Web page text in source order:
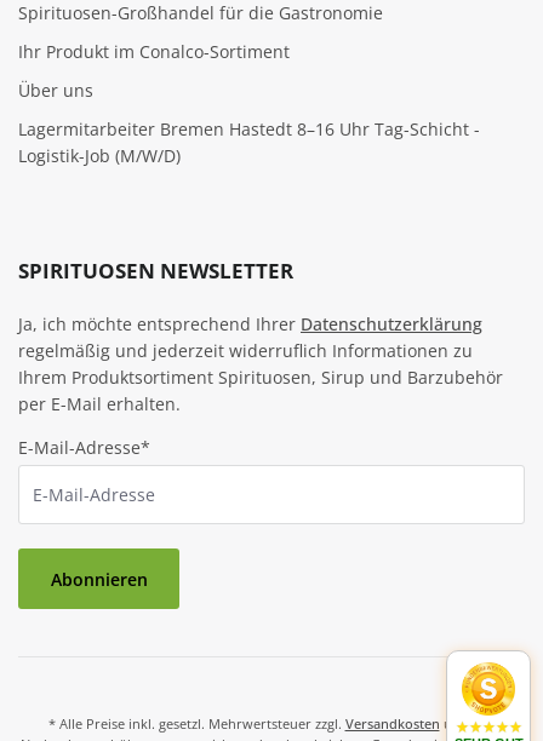
Spirituosen-Großhandel für die Gastronomie
Ihr Produkt im Conalco-Sortiment
Über uns
Lagermitarbeiter Bremen Hastedt 8–16 Uhr Tag-Schicht -
Logistik-Job (M/W/D)
SPIRITUOSEN NEWSLETTER
Ja, ich möchte entsprechend Ihrer Datenschutzerklärung
regelmäßig und jederzeit widerruflich Informationen zu
Ihrem Produktsortiment Spirituosen, Sirup und Barzubehör
per E-Mail erhalten.
E-Mail-Adresse*
Abonnieren
* Alle Preise inkl. gesetzl. Mehrwertsteuer zzgl. Versandkosten und ggf.